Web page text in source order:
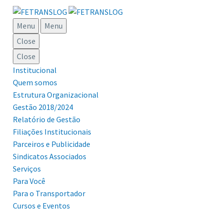
Menu
Menu
Close
Close
Institucional
Quem somos
Estrutura Organizacional
Gestão 2018/2024
Relatório de Gestão
Filiações Institucionais
Parceiros e Publicidade
Sindicatos Associados
Serviços
Para Você
Para o Transportador
Cursos e Eventos